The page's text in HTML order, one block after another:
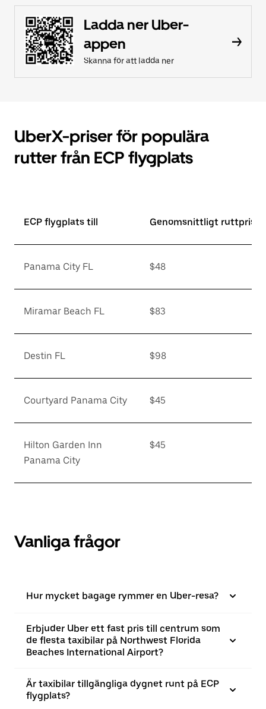
Ladda ner Uber-
appen
Skanna för att ladda ner
UberX-priser för populära
rutter från ECP flygplats
ECP flygplats till Genomsnittligt ruttpris*
Panama City FL $48
Miramar Beach FL $83
Destin FL $98
Courtyard Panama City $45
Hilton Garden Inn
Panama City
$45
Vanliga frågor
Hur mycket bagage rymmer en Uber-resa?
Erbjuder Uber ett fast pris till centrum som
de flesta taxibilar på Northwest Florida
Beaches International Airport?
Är taxibilar tillgängliga dygnet runt på ECP
flygplats?